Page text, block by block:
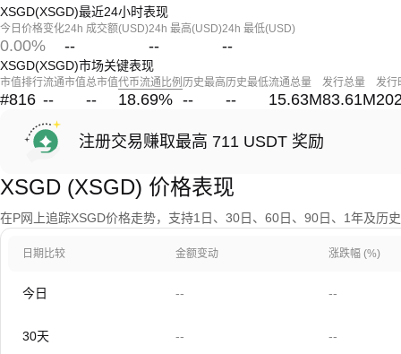
XSGD(XSGD)最近24小时表现
今日价格变化
0.00%
24h 成交额(USD)
--
24h 最高(USD)
--
24h 最低(USD)
--
XSGD(XSGD)市场关键表现
市值排行
#816
流通市值
--
总市值
--
代币流通比例
18.69%
历史最高
--
历史最低
--
流通总量
15.63M
发行总量
83.61M
发行
注册交易赚取最高 711 USDT 奖励
XSGD (XSGD) 价格表现
在P网上追踪XSGD价格走势，支持1日、30日、60日、90日、1年及历
日期比较 金额变动 涨跌幅 (%)
今日 -- --
30天 -- --